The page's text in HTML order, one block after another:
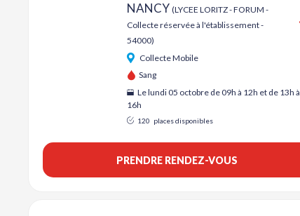
NANCY (LYCEE LORITZ - FORUM -
Collecte réservée à l'établissement -
54000)
Collecte Mobile
Sang
Le lundi 05 octobre de 09h à 12h et de 13h à
16h
120 places disponibles
PRENDRE RENDEZ-VOUS